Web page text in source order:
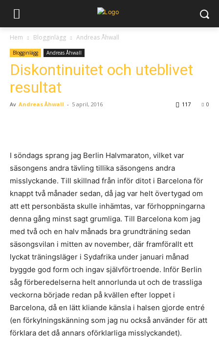
Hem Blogginlägg Andreas Åhwall
Blogginlägg Andreas Åhwall
Diskontinuitet och uteblivet
resultat
Av Andreas Åhwall - 5 april, 2016 0
117
I söndags sprang jag Berlin Halvmaraton, vilket var
säsongens andra tävling tillika säsongens andra
misslyckande. Till skillnad från inför ditot i Barcelona för
knappt två månader sedan, då jag var helt övertygad om
att ett personbästa skulle inhämtas, var förhoppningarna
denna gång minst sagt grumliga. Till Barcelona kom jag
med två och en halv månads bra grundträning sedan
säsongsvilan i mitten av november, där framförallt ett
lyckat träningsläger i Sydafrika under januari månad
byggde god form och ingav självförtroende. Inför Berlin
såg förberedelserna helt annorlunda ut och de trassliga
veckorna började redan på kvällen efter loppet i
Barcelona, då en lätt kliande känsla i halsen gjorde entré
(en förkylningskänning som jag nu också använder för att
förklara det då annars oförklarliga misslyckandet).